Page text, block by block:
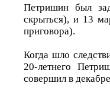
Петришин был
скрыться), и 13
приговора).
Когда шло
20-летнего
совершил в